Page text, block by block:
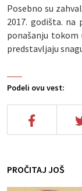
Podeli ovu vest:
Posebno su
2017. godišta. na
ponašanju tokom
predstavljaju
PROČITAJ JOŠ